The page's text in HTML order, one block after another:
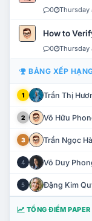
0 Thursday
How to
0 Thursday
BẢNG XẾP
1 Trần Thị
2 Võ Hữu
3 Trần Ngọc Hà
4 Võ Duy
5 Đặng Kim
TỔNG ĐIỂM PAPER